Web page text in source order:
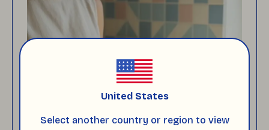
United States
Select another country or region to view